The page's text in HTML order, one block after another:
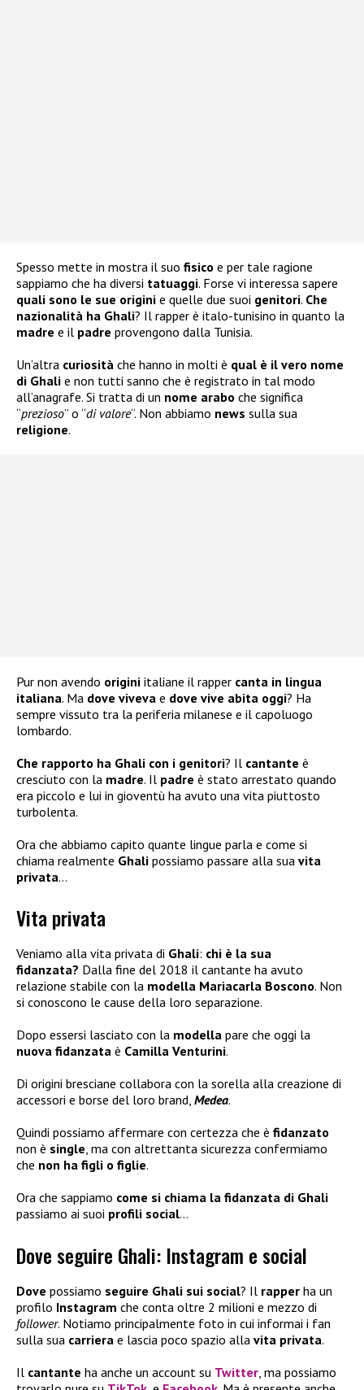
Spesso mette in mostra il suo fisico e per tale ragione
sappiamo che ha diversi tatuaggi. Forse vi interessa sapere
quali sono le sue origini e quelle due suoi genitori. Che
nazionalità ha Ghali? Il rapper è italo-tunisino in quanto la
madre e il padre provengono dalla Tunisia.
Un’altra curiosità che hanno in molti è qual è il vero nome
di Ghali e non tutti sanno che è registrato in tal modo
all’anagrafe. Si tratta di un nome arabo che significa
“prezioso” o “di valore“. Non abbiamo news sulla sua
religione.
Pur non avendo origini italiane il rapper canta in lingua
italiana. Ma dove viveva e dove vive abita oggi? Ha
sempre vissuto tra la periferia milanese e il capoluogo
lombardo.
Che rapporto ha Ghali con i genitori? Il cantante è
cresciuto con la madre. Il padre è stato arrestato quando
era piccolo e lui in gioventù ha avuto una vita piuttosto
turbolenta.
Ora che abbiamo capito quante lingue parla e come si
chiama realmente Ghali possiamo passare alla sua vita
privata…
Vita privata
Veniamo alla vita privata di Ghali: chi è la sua
fidanzata? Dalla fine del 2018 il cantante ha avuto
relazione stabile con la modella Mariacarla Boscono. Non
si conoscono le cause della loro separazione.
Dopo essersi lasciato con la modella pare che oggi la
nuova fidanzata è Camilla Venturini.
Di origini bresciane collabora con la sorella alla creazione di
accessori e borse del loro brand, Medea.
Quindi possiamo affermare con certezza che è fidanzato
non è single, ma con altrettanta sicurezza confermiamo
che non ha figli o figlie.
Ora che sappiamo come si chiama la fidanzata di Ghali
passiamo ai suoi profili social…
Dove seguire Ghali: Instagram e social
Dove possiamo seguire Ghali sui social? Il rapper ha un
profilo Instagram che conta oltre 2 milioni e mezzo di
follower. Notiamo principalmente foto in cui informai i fan
sulla sua carriera e lascia poco spazio alla vita privata.
Il cantante ha anche un account su Twitter , ma possiamo